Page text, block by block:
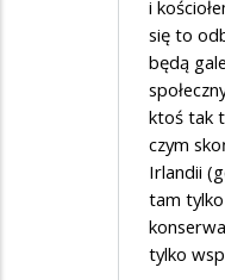
i
się to
będą
ktoś tak
czym
Irlandii
tam
tylko